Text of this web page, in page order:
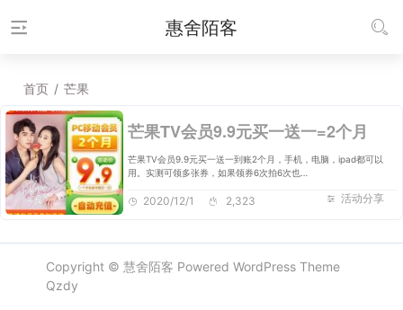
惠舍陌客
首页 / 芒果
芒果TV会员9.9元买一送一=2个月
芒果TV会员9.9元买一送一到账2个月，手机，电脑，ipad都可以
用。实测可领多张券，如果领券6次拍6次也…
活动分享
2020/12/1 2,323
Copyright © 慧舍陌客 Powered WordPressTheme
Qzdy